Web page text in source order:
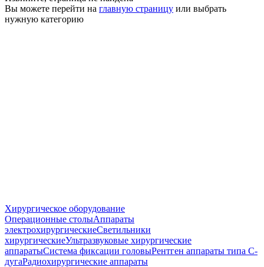
Вы можете перейти на главную страницу или выбрать
нужную категорию
Хирургическое оборудование
Операционные столыАппараты
электрохирургическиеСветильники
хирургическиеУльтразвуковые хирургические
аппаратыСистема фиксации головыРентген аппараты типа С-
дугаРадиохирургические аппараты